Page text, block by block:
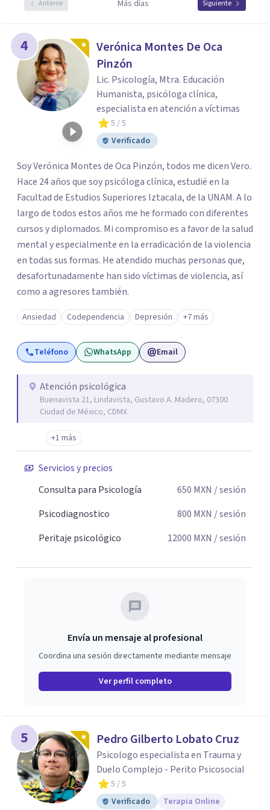
Anterior Más días Siguiente
4
Verónica Montes De Oca
Pinzón
Lic. Psicología, Mtra. Educación
Humanista, psicóloga clínica,
especialista en atención a víctimas
5 / 5
Verificado
Soy Verónica Montes de Oca Pinzón, todos me dicen Vero.
Hace 24 años que soy psicóloga clínica, estudié en la
Facultad de Estudios Superiores Iztacala, de la UNAM. A lo
largo de todos estos años me he formado con diferentes
cursos y diplomados. Mi compromiso es a favor de la salud
mental y especialmente en la erradicación de la violencia
en todas sus formas. He atendido muchas personas que,
desafortunadamente han sido víctimas de violencia, así
como a agresores también.
Ansiedad Codependencia Depresión +7 más
Teléfono WhatsApp Email
Atención psicológica
Buenavista 21, Lindavista, Gustavo A. Madero, 07300
Ciudad de México, CDMX
+1 más
Servicios y precios
Consulta para Psicología
650 MXN / sesión
Psicodiagnostico
800 MXN / sesión
Peritaje psicológico
12000 MXN / sesión
Envía un mensaje al profesional
Coordina una sesión directamente mediante mensaje
Ver perfil completo
5 Pedro Gilberto Lobato Cruz
Psicologo especialista en Trauma y
Duelo Complejo - Perito Psicosocial
5 / 5
Verificado
Terapia Online